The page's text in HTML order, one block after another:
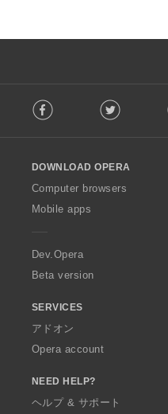
o
w
O
p
a
Facebook Twitter
DOWNLOAD OPERA
Computer browsers
Mobile apps
Dev.Opera
Beta version
SERVICES
アドオン
Opera account
NEED HELP?
ヘルプ & サポート